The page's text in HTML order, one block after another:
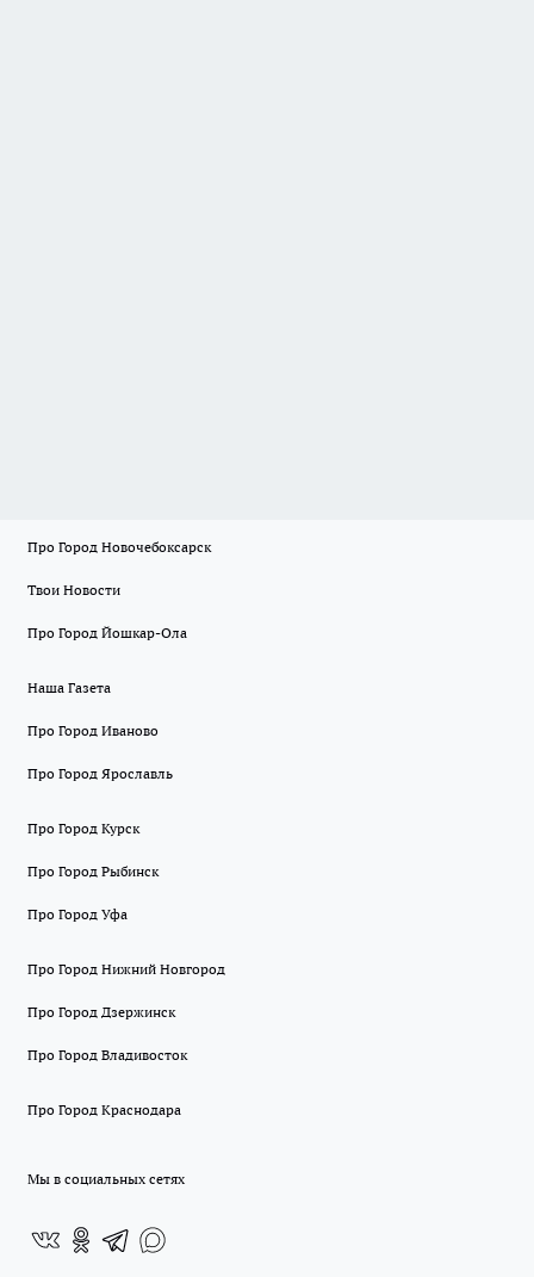
Про Город Новочебоксарск
Твои Новости
Про Город Йошкар-Ола
Наша Газета
Про Город Иваново
Про Город Ярославль
Про Город Курск
Про Город Рыбинск
Про Город Уфа
Про Город Нижний Новгород
Про Город Дзержинск
Про Город Владивосток
Про Город Краснодара
Мы в социальных сетях